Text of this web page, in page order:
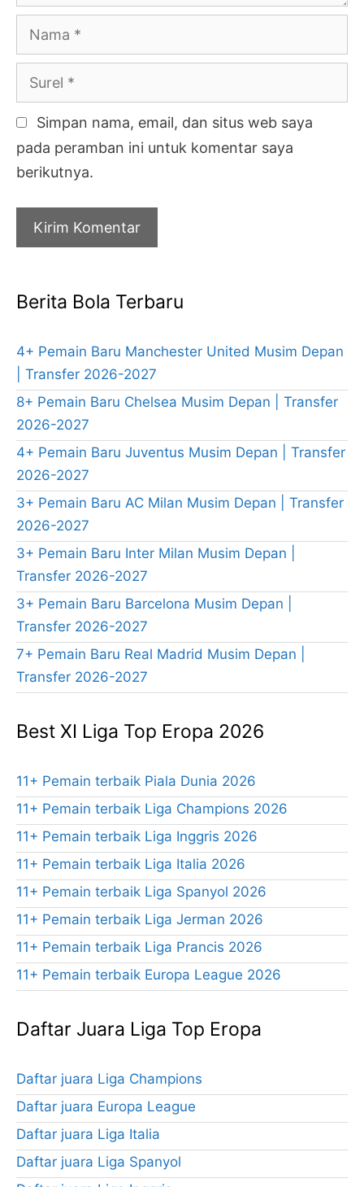
Nama
Surel
Simpan nama, email, dan situs web saya
pada peramban ini untuk komentar saya
berikutnya.
Berita Bola Terbaru
4+ Pemain Baru Manchester United Musim Depan
| Transfer 2026-2027
8+ Pemain Baru Chelsea Musim Depan | Transfer
2026-2027
4+ Pemain Baru Juventus Musim Depan | Transfer
2026-2027
3+ Pemain Baru AC Milan Musim Depan | Transfer
2026-2027
3+ Pemain Baru Inter Milan Musim Depan |
Transfer 2026-2027
3+ Pemain Baru Barcelona Musim Depan |
Transfer 2026-2027
7+ Pemain Baru Real Madrid Musim Depan |
Transfer 2026-2027
Best XI Liga Top Eropa 2026
11+ Pemain terbaik Piala Dunia 2026
11+ Pemain terbaik Liga Champions 2026
11+ Pemain terbaik Liga Inggris 2026
11+ Pemain terbaik Liga Italia 2026
11+ Pemain terbaik Liga Spanyol 2026
11+ Pemain terbaik Liga Jerman 2026
11+ Pemain terbaik Liga Prancis 2026
11+ Pemain terbaik Europa League 2026
Daftar Juara Liga Top Eropa
Daftar juara Liga Champions
Daftar juara Europa League
Daftar juara Liga Italia
Daftar juara Liga Spanyol